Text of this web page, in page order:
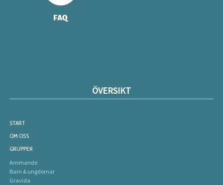
FAQ
ÖVERSIKT
START
OM OSS
GRUPPER
Ammande
Barn & ungdomar
Gravida